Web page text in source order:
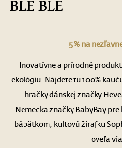
ALAIN DELON
BLEBLE
BLE BLE
5 % na
Inovatívne a prírodné
ekológiu. Nájdete tu 100%
hračky dánskej značky
Nemecka značky BabyBay pre
bábätkom, kultovú žirafku
oveľa